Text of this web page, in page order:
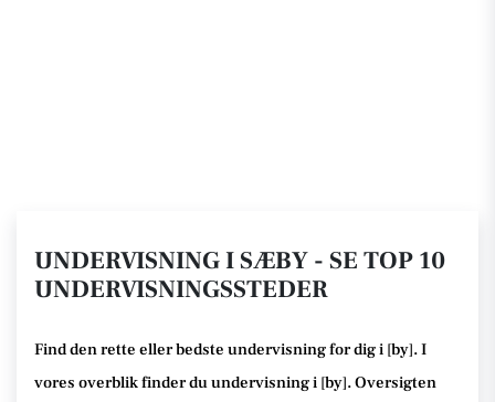
UNDERVISNING I SÆBY - SE TOP 10
UNDERVISNINGSSTEDER
Find den rette eller bedste undervisningfor dig i [by]. I
vores overblik finder du undervisning i [by].Oversigten